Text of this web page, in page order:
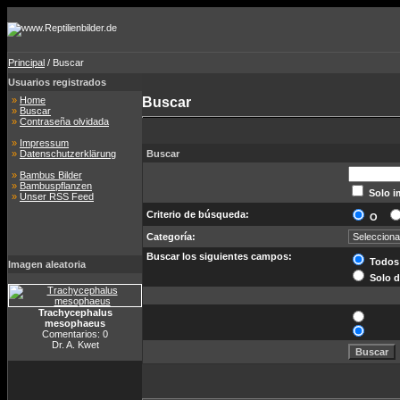
Principal / Buscar
Usuarios registrados
» Home
» Buscar
» Contraseña olvidada
» Impressum
» Datenschutzerklärung
» Bambus Bilder
» Bambuspflanzen
» Unser RSS Feed
Imagen aleatoria
Trachycephalus
mesophaeus
Comentarios: 0
Dr. A. Kwet
Buscar
Buscar
Solo
Criterio de búsqueda:
O
Categoría:
Buscar los siguientes campos:
Solo